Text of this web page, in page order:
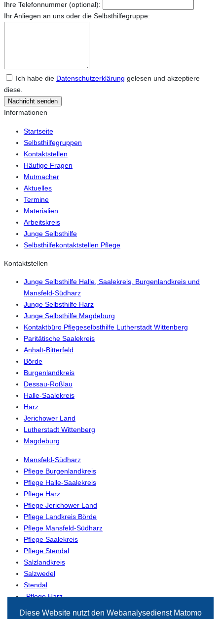
Ihre Telefonnummer (optional):
Ihr Anliegen an uns oder die Selbsthilfegruppe:
Ich habe die Datenschutzerklärung gelesen und akzeptiere
diese.
Nachricht senden
Informationen
Startseite
Selbsthilfegruppen
Kontaktstellen
Häufige Fragen
Mutmacher
Aktuelles
Termine
Materialien
Arbeitskreis
Junge Selbsthilfe
Selbsthilfekontaktstellen Pflege
Kontaktstellen
Junge Selbsthilfe Halle, Saalekreis, Burgenlandkreis und
Mansfeld-Südharz
Junge Selbsthilfe Harz
Junge Selbsthilfe Magdeburg
Kontaktbüro Pflegeselbsthilfe Lutherstadt Wittenberg
Paritätische Saalekreis
Anhalt-Bitterfeld
Börde
Burgenlandkreis
Dessau-Roßlau
Halle-Saalekreis
Harz
Jerichower Land
Lutherstadt Wittenberg
Magdeburg
Mansfeld-Südharz
Pflege Burgenlandkreis
Pflege Halle-Saalekreis
Pflege Harz
Pflege Jerichower Land
Pflege Landkreis Börde
Pflege Mansfeld-Südharz
Pflege Saalekreis
Pflege Stendal
Salzlandkreis
Salzwedel
Stendal
-Pflege Harz
Diese Website nutzt den Webanalysedienst Matomo